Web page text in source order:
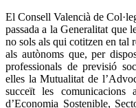
El Consell Valencià de
passada a la Generalitat que
no sols als qui cotitzen en tal
als autònoms que, per
professionals de previsió
elles la Mutualitat de
succeït les comunicacions
d’Economia Sostenible,